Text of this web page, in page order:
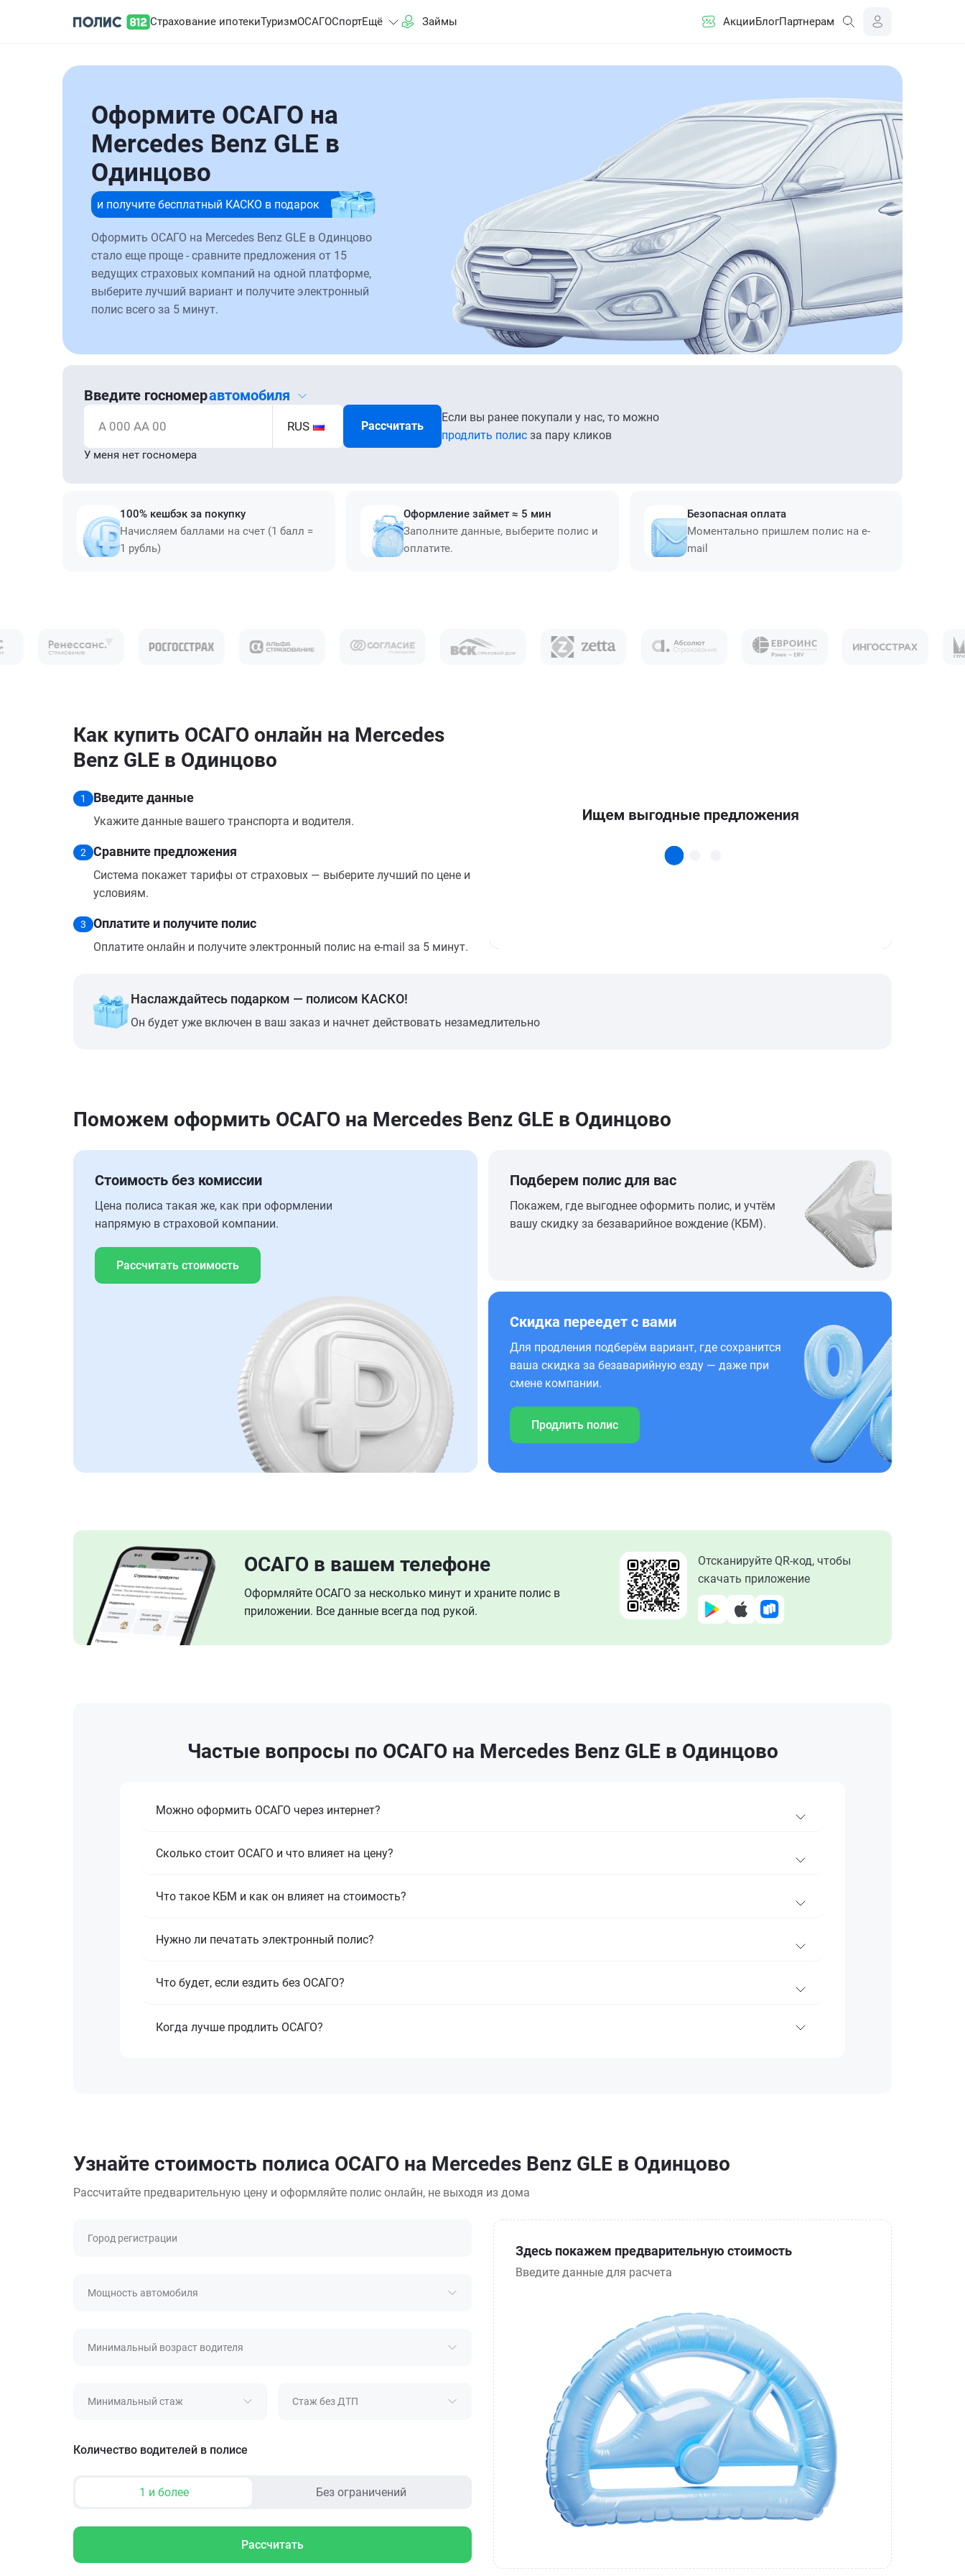
Страхование ипотекиТуризмОСАГОСпортЕщё Займы АкцииБлогПартнерам
Оформите ОСАГО на
Mercedes Benz GLE в
Одинцово
и получите бесплатный КАСКО в подарок
Оформить ОСАГО на Mercedes Benz GLE в Одинцово
стало еще проще - сравните предложения от 15
ведущих страховых компаний на одной платформе,
выберите лучший вариант и получите электронный
полис всего за 5 минут.
Введите госномеравтомобиля
А 000 АА 00 RUS Рассчитать
Если вы ранее покупали у нас, то можно
продлить полис за пару кликов
У меня нет госномера
100% кешбэк за покупку
Начисляем баллами на счет (1 балл =
1 рубль)
Оформление займет ≈ 5 мин
Заполните данные, выберите полис и
оплатите.
Безопасная оплата
Моментально пришлем полис на e-
mail
Как купить ОСАГО онлайн на Mercedes
Benz GLE в Одинцово
1 Введите данные
Укажите данные вашего транспорта и водителя.
2 Сравните предложения
Система покажет тарифы от страховых — выберите лучший по цене и
условиям.
3 Оплатите и получите полис
Оплатите онлайн и получите электронный полис на e-mail за 5 минут.
Наслаждайтесь подарком — полисом КАСКО!
Он будет уже включен в ваш заказ и начнет действовать незамедлительно
Поможем оформить ОСАГО на Mercedes Benz GLE в Одинцово
Стоимость без комиссии
Цена полиса такая же, как при оформлении
напрямую в страховой компании.
Рассчитать стоимость
Подберем полис для вас
Покажем, где выгоднее оформить полис, и учтём
вашу скидку за безаварийное вождение (КБМ).
Скидка переедет с вами
Для продления подберём вариант, где сохранится
ваша скидка за безаварийную езду — даже при
смене компании.
Продлить полис
ОСАГО в вашем телефоне
Оформляйте ОСАГО за несколько минут и храните полис в
приложении. Все данные всегда под рукой.
Отсканируйте QR-код, чтобы
скачать приложение
Частые вопросы по ОСАГО на Mercedes Benz GLE в Одинцово
Можно оформить ОСАГО через интернет?
Сколько стоит ОСАГО и что влияет на цену?
Что такое КБМ и как он влияет на стоимость?
Нужно ли печатать электронный полис?
Что будет, если ездить без ОСАГО?
Когда лучше продлить ОСАГО?
Узнайте стоимость полиса ОСАГО на Mercedes Benz GLE в Одинцово
Рассчитайте предварительную цену и оформляйте полис онлайн, не выходя из дома
Город регистрации
Мощность автомобиля
Минимальный возраст водителя
Минимальный стаж Стаж без ДТП
Количество водителей в полисе
1 и более Без ограничений
Рассчитать
Здесь покажем предварительную стоимость
Введите данные для расчета